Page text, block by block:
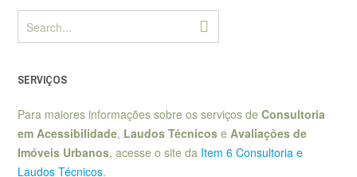
SERVIÇOS
Para maiores informações sobre os serviços de Consultoria
em Acessibilidade, Laudos Técnicos e Avaliações de
Imóveis Urbanos, acesse o site da Item 6 Consultoria e
Laudos Técnicos.